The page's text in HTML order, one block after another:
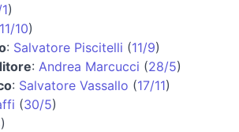
)
11/10)
: Salvatore Piscitelli (11/9)
: Andrea Marcucci (28/5)
: Salvatore Vassallo (17/11)
(30/5)
)